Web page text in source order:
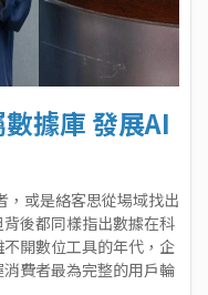
據庫 發展AI
，或是絡客思從場域找出
後都同樣指出數據在科
開數位工具的年代，企
費者最為完整的用戶輪